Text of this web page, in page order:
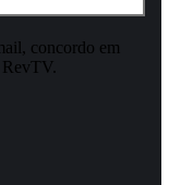
concordo em
RevTV.